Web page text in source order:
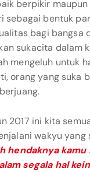
berpikir
sebagai bentuk
bagi bangsa
sukacita dalam
mengeluh untuk
orang yang suka
2017 ini kita
wakyu
hendaknya
segala hal